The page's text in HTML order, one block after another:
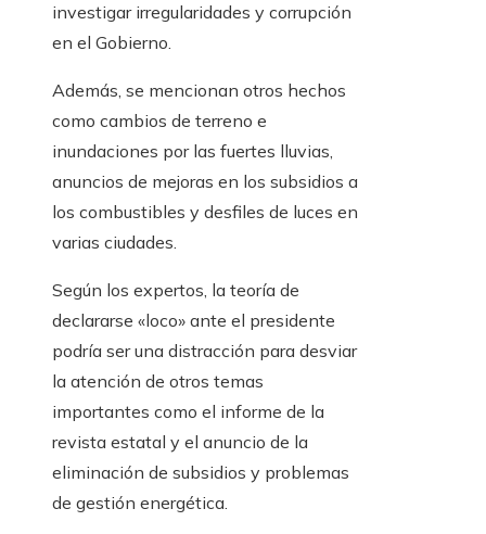
investigar irregularidades y corrupción
en el Gobierno.
Además, se mencionan otros hechos
como cambios de terreno e
inundaciones por las fuertes lluvias,
anuncios de mejoras en los subsidios a
los combustibles y desfiles de luces en
varias ciudades.
Según los expertos, la teoría de
declararse «loco» ante el presidente
podría ser una distracción para desviar
la atención de otros temas
importantes como el informe de la
revista estatal y el anuncio de la
eliminación de subsidios y problemas
de gestión energética.